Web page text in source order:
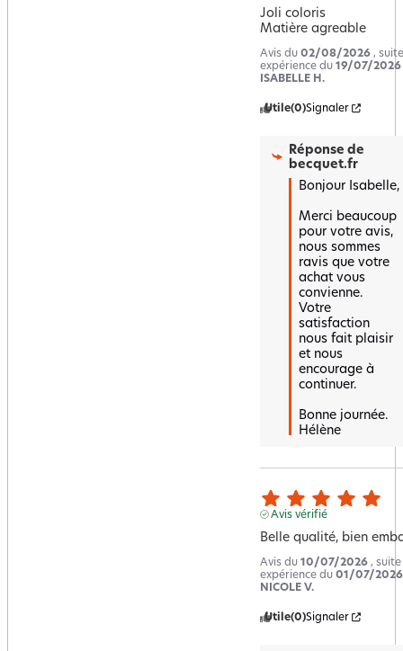
Joli coloris
Matière agreable
Avis du 02/08/2026 ,
expérience du 19/07/2026
ISABELLE H.
Utile(0)Signaler
Réponse de
becquet.fr
Bonjour Isabelle,
Merci beaucoup
pour votre avis,
nous sommes
ravis que votre
achat vous
convienne.
Votre
satisfaction
nous fait plaisir
et nous
encourage à
continuer.
Bonne journée.
Hélène
Avis vérifié
Belle qualité, bien
Avis du 10/07/2026 , suite
expérience du 01/07/2026
NICOLE V.
Utile(0)Signaler